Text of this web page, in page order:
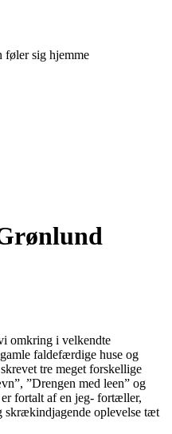
føler sig hjemme
omkring i velkendte
faldefærdige huse og
tre meget forskellige
”Drengen med leen” og
fortalt af en jeg- fortæller,
skrækindjagende oplevelse tæt